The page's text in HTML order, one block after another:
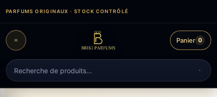
contenu
PARFUMS ORIGINAUX · STOCK CONTRÔLÉ
Recherche
de
produits
Panier 0